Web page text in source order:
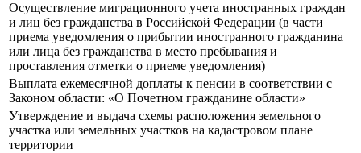
Осуществление миграционного учета иностранных граждан
и лиц без гражданства в Российской Федерации (в части
приема уведомления о прибытии иностранного гражданина
или лица без гражданства в место пребывания и
проставления отметки о приеме уведомления)
Выплата ежемесячной доплаты к пенсии в соответствии с
Законом области: «О Почетном гражданине области»
Утверждение и выдача схемы расположения земельного
участка или земельных участков на кадастровом плане
территории